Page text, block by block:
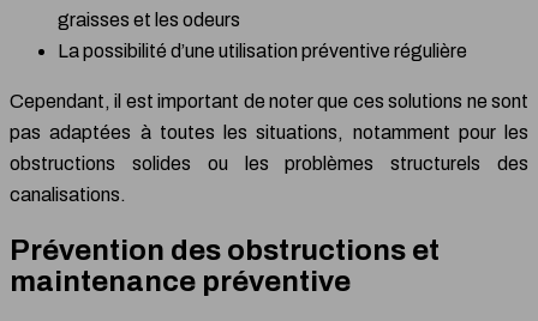
graisses et les odeurs
La possibilité d’une utilisation préventive régulière
Cependant, il est important de noter que ces solutions ne sont
pas adaptées à toutes les situations, notamment pour les
obstructions solides ou les problèmes structurels des
canalisations.
Prévention des obstructions et
maintenance préventive